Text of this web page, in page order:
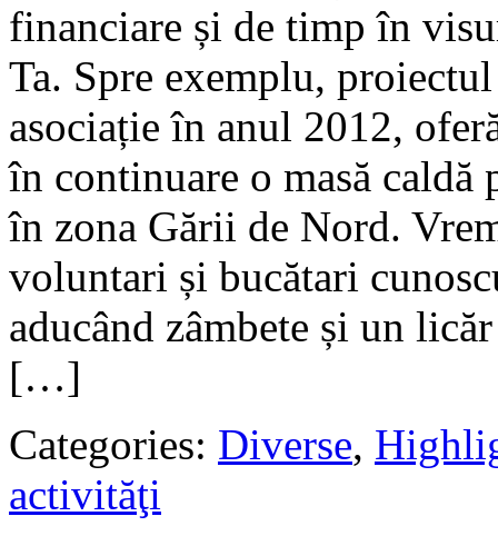
financiare și de timp în
Ta. Spre exemplu,
asociație în anul 2012,
în continuare o masă caldă
în zona Gării de Nord.
voluntari și bucătari
aducând zâmbete și un
[…]
Categories: Diverse,
activităţi